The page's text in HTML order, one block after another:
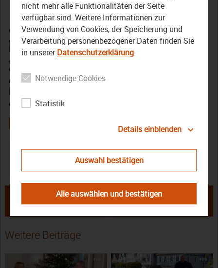
12. November 2023
„Fregger“ und „urigeln“ waren schon dabei, „Erpfl“ und
„waaf’n“ machten in den letzten beiden Jahren das
Rennen. Die Rede ist vom „Oberfränkischen Wort des
Jahres“. Auch 2023 machte sich eine Jury Gedanken,
wählte und kürte aus rund 330 Einsendung das
diesjährige Gewinnerwort. Dies wurde nun von
Bezirkstagspräsident Henry Schramm und Starkoch
Alexander Herrmann verkündet.
Alexander Herrmann bezirk Oberfranken Henry Schramm
Oberfränkisches Wort des Jahres
← Verkündung: Das ist das
Oberfränkisches Wort des Jahres
Weitere Beiträge
nicht mehr alle Funktionalitäten der Seite
verfügbar sind. Weitere Informationen zur
Verwendung von Cookies, der Speicherung und
Verarbeitung personenbezogener Daten finden Sie
in unsererDatenschutzerklärung.
Notwendige Cookies
Statistik
Details einblenden
Auswahl bestätigen
Alle auswählen und bestätigen